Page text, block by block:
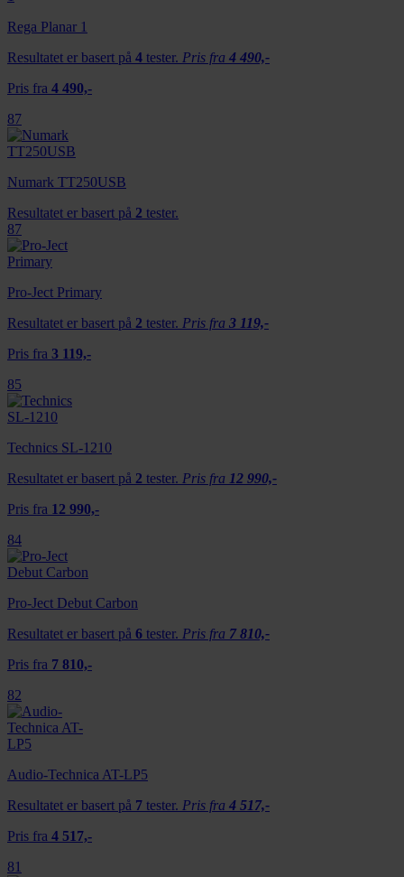
Rega Planar 1
Resultatet er basert på 4 tester. Pris fra 4 490,-
Pris fra 4 490,-
87
Numark TT250USB
Resultatet er basert på 2 tester.
87
Pro-Ject Primary
Resultatet er basert på 2 tester. Pris fra 3 119,-
Pris fra 3 119,-
85
Technics SL-1210
Resultatet er basert på 2 tester. Pris fra 12 990,-
Pris fra 12 990,-
84
Pro-Ject Debut Carbon
Resultatet er basert på 6 tester. Pris fra 7 810,-
Pris fra 7 810,-
82
Audio-Technica AT-LP5
Resultatet er basert på 7 tester. Pris fra 4 517,-
Pris fra 4 517,-
81